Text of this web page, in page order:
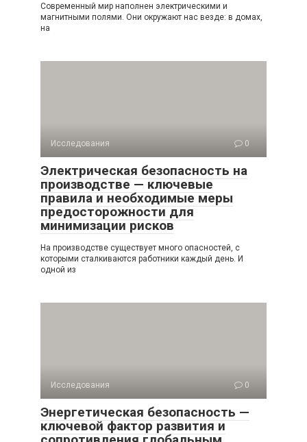
Современный мир наполнен электрическими и
магнитными полями. Они окружают нас везде: в домах,
на
Исследования 0
Электрическая безопасность на
производстве — ключевые
правила и необходимые меры
предосторожности для
минимизации рисков
На производстве существует много опасностей, с
которыми сталкиваются работники каждый день. И
одной из
Исследования 0
Энергетическая безопасность —
ключевой фактор развития и